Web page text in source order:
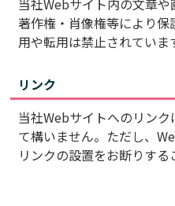
当社Webサイト内の文章
著作権・肖像権等により
用や転用は禁止されていま
リンク
当社Webサイトへのリン
て構いません。ただし、
リンクの設置をお断りする